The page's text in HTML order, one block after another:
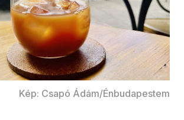
Kép: Csapó Ádám/Énbudapestem